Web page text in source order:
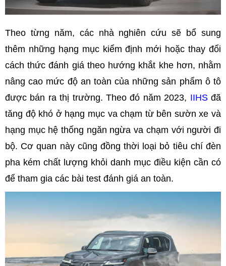
Theo từng năm, các nhà nghiên cứu sẽ bổ sung
thêm những hạng mục kiểm định mới hoặc thay đổi
cách thức đánh giá theo hướng khắt khe hơn, nhằm
nâng cao mức độ an toàn của những sản phẩm ô tô
được bán ra thị trường. Theo đó năm 2023, IIHSđã
tăng độ khó ở hạng mục va chạm từ bên sườn xe và
hạng mục hệ thống ngăn ngừa va chạm với người đi
bộ. Cơ quan này cũng đồng thời loại bỏ tiêu chí đèn
pha kém chất lượng khỏi danh mục điều kiện cần có
để tham gia các bài test đánh giá an toàn.